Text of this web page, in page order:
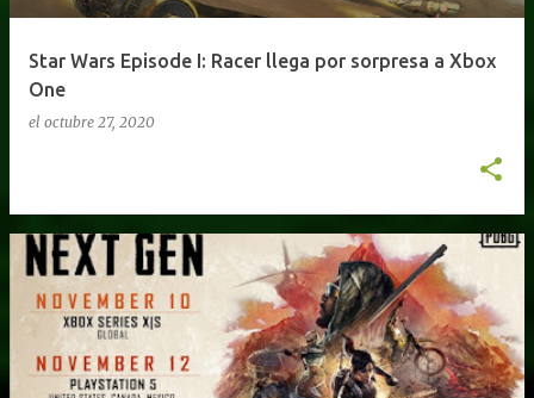
Star Wars Episode I: Racer llega por sorpresa a Xbox
One
el octubre 27, 2020